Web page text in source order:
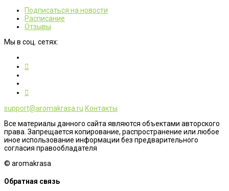
Подписаться на новости
Расписание
Отзывы
Мы в соц. сетях:
support@aromakrasa.ru Контакты
Все материалы данного сайта являются объектами авторского
права. Запрещается копирование, распространение или любое
иное использование информации без предварительного
согласия правообладателя
© aromakrasa
Обратная связь